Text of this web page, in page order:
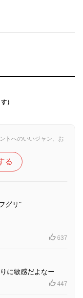
）
トへのいいジャン、お
る
グリ"
637
に敏感だよなー
447